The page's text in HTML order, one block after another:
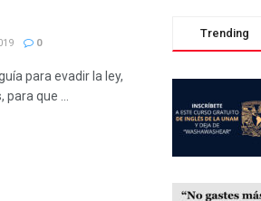
0
para evadir la ley,
que ...
Trending